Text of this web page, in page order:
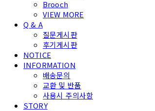
Brooch
VIEW MORE
Q & A
질문게시판
후기게시판
NOTICE
INFORMATION
배송문의
교환 및 반품
사용시 주의사항
STORY